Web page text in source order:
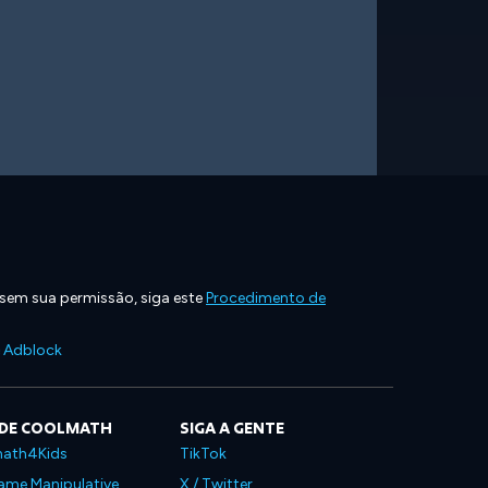
sua permissão, siga esteProcedimento de
Adblock
COOLMATH
Manipulative
SIGA A GENTE
TikTok
X / Twitter